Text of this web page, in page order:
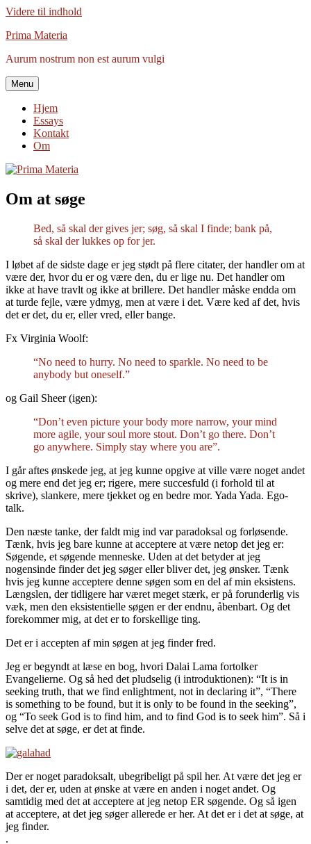
Videre til indhold
Prima Materia
Aurum nostrum non est aurum vulgi
Menu
Hjem
Essays
Kontakt
Om
Om at søge
Bed, så skal der gives jer; søg, så skal I finde; bank på,
så skal der lukkes op for jer.
I løbet af de sidste dage er jeg stødt på flere citater, der handler om at
være der, hvor du er og være den, du er lige nu. Det handler om
ikke at have travlt og ikke at brillere. Det handler måske endda om
at turde fejle, være ydmyg, men at være i det. Være ked af det, hvis
det er det, du er, eller vred, eller bange.
Fx Virginia Woolf:
“No need to hurry. No need to sparkle. No need to be
anybody but oneself.”
og Gail Sheer (igen):
“Don’t even picture your body more narrow, your mind
more agile, your soul more stout. Don’t go there. Don’t
go anywhere. Simply stay where you are”.
I går aftes ønskede jeg, at jeg kunne opgive at ville være noget andet
og mere end det jeg er; rigere, mere succesfuld (i forhold til at
skrive), slankere, mere tjekket og en bedre mor. Yada Yada. Ego-
talk.
Den næste tanke, der faldt mig ind var paradoksal og forløsende.
Tænk, hvis jeg bare kunne at acceptere at være netop det jeg er:
Søgende, et søgende menneske. Uden at det betyder at jeg
nogensinde finder det jeg søger eller bliver det, jeg ønsker. Tænk
hvis jeg kunne acceptere denne søgen som en del af min eksistens.
Længslen, der tidligere har været meget stærk, er på forunderlig vis
væk, men den eksistentielle søgen er der endnu, åbenbart. Og det
forekommer mig, at det er to forskellige ting.
Det er i accepten af min søgen at jeg finder fred.
Jeg er begyndt at læse en bog, hvori Dalai Lama fortolker
Evangelierne. Og så hed det pludselig (i introduktionen): “It is in
seeking truth, that we find enlightment, not in declaring it”, “There
is something to be found, but it is only to be found in the seeking”,
og “To seek God is to find him, and to find God is to seek him”. Så i
selve det at søge, er det at finde.
Der er noget paradoksalt, ubegribeligt på spil her. At være det jeg er
i det, der er, uden at ønske at være en anden i noget andet. Og
samtidig med det at acceptere at jeg netop ER søgende. Og så igen
at acceptere, at det jeg søger allerede er her. At det er i det at søge, at
jeg finder.
.